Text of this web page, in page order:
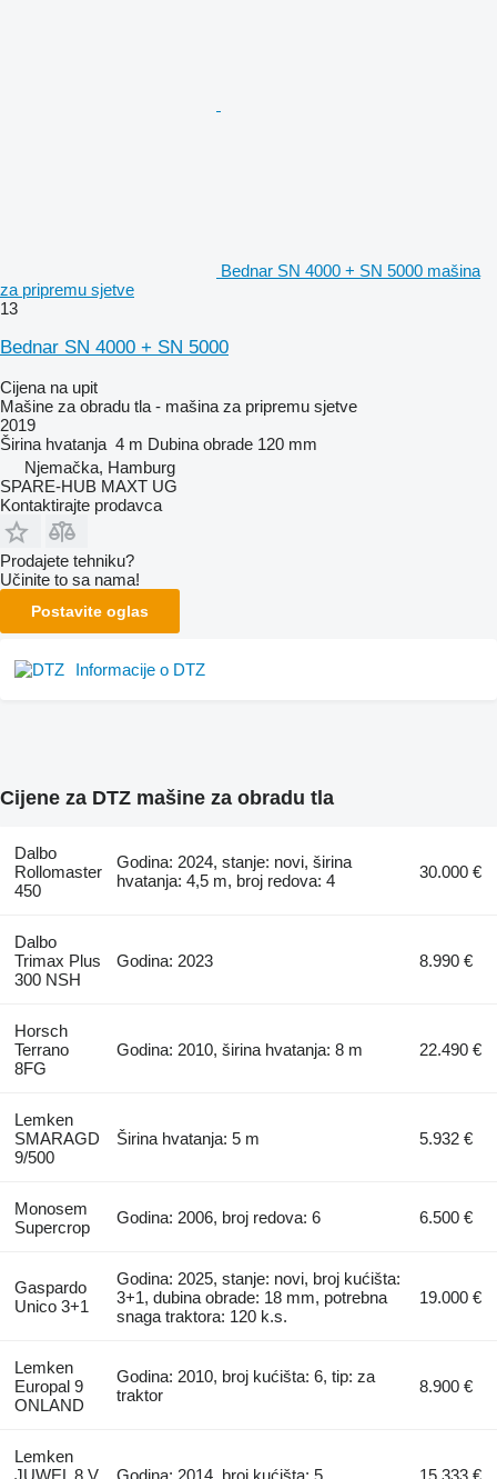
Bednar SN 4000 + SN 5000 mašina
za pripremu sjetve
13
Bednar SN 4000 + SN 5000
Cijena na upit
Mašine za obradu tla - mašina za pripremu sjetve
2019
Širina hvatanja 4 m Dubina obrade 120 mm
Njemačka, Hamburg
SPARE-HUB MAXT UG
Kontaktirajte prodavca
Prodajete tehniku?
Učinite to sa nama!
Postavite oglas
Informacije o DTZ
Cijene za DTZ mašine za obradu tla
Dalbo
Rollomaster
450
Godina: 2024, stanje: novi, širina
hvatanja: 4,5 m, broj redova: 4
30.000 €
Dalbo
Trimax Plus
300 NSH
Godina: 2023 8.990 €
Horsch
Terrano
8FG
Godina: 2010, širina hvatanja: 8 m 22.490 €
Lemken
SMARAGD
9/500
Širina hvatanja: 5 m 5.932 €
Monosem
Supercrop
Godina: 2006, broj redova: 6 6.500 €
Gaspardo
Unico 3+1
Godina: 2025, stanje: novi, broj kućišta:
3+1, dubina obrade: 18 mm, potrebna
snaga traktora: 120 k.s.
19.000 €
Lemken
Europal 9
ONLAND
Godina: 2010, broj kućišta: 6, tip: za
traktor
8.900 €
Lemken
JUWEL 8 V
Godina: 2014, broj kućišta: 5 15.333 €